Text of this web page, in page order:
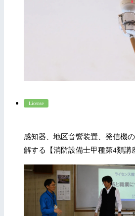
感知器、地区音響装置、発信機
解する【消防設備士甲種第4類講
License